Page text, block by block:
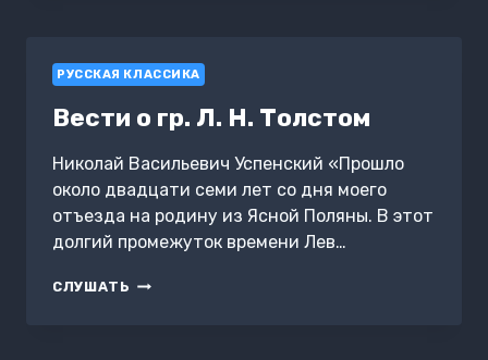
РУССКАЯ КЛАССИКА
Вести о гр. Л. Н. Толстом
Николай Васильевич Успенский «Прошло
около двадцати семи лет со дня моего
отъезда на родину из Ясной Поляны. В этот
долгий промежуток времени Лев…
СЛУШАТЬ ВЕСТИ